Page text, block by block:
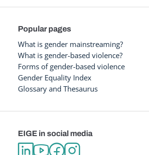
Popular pages
What is gender mainstreaming?
What is gender-based violence?
Forms of gender-based violence
Gender Equality Index
Glossary and Thesaurus
EIGE in social media